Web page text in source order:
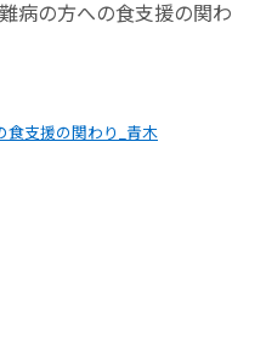
病の方への食支援の関わ
食支援の関わり_青木